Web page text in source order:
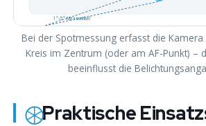
1°–5° Messwinkel
Bei der Spotmessung erfasst die
Kreis im Zentrum (oder am AF-Punkt) –
beeinflusst die
Praktische